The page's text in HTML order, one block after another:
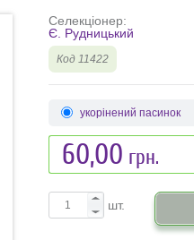
Селекціонер:
Є. Рудницький
Код 11422
укорінений пасинок
60,00 грн.
шт.